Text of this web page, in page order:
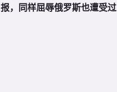
报，同样屈辱俄罗斯也遭受过